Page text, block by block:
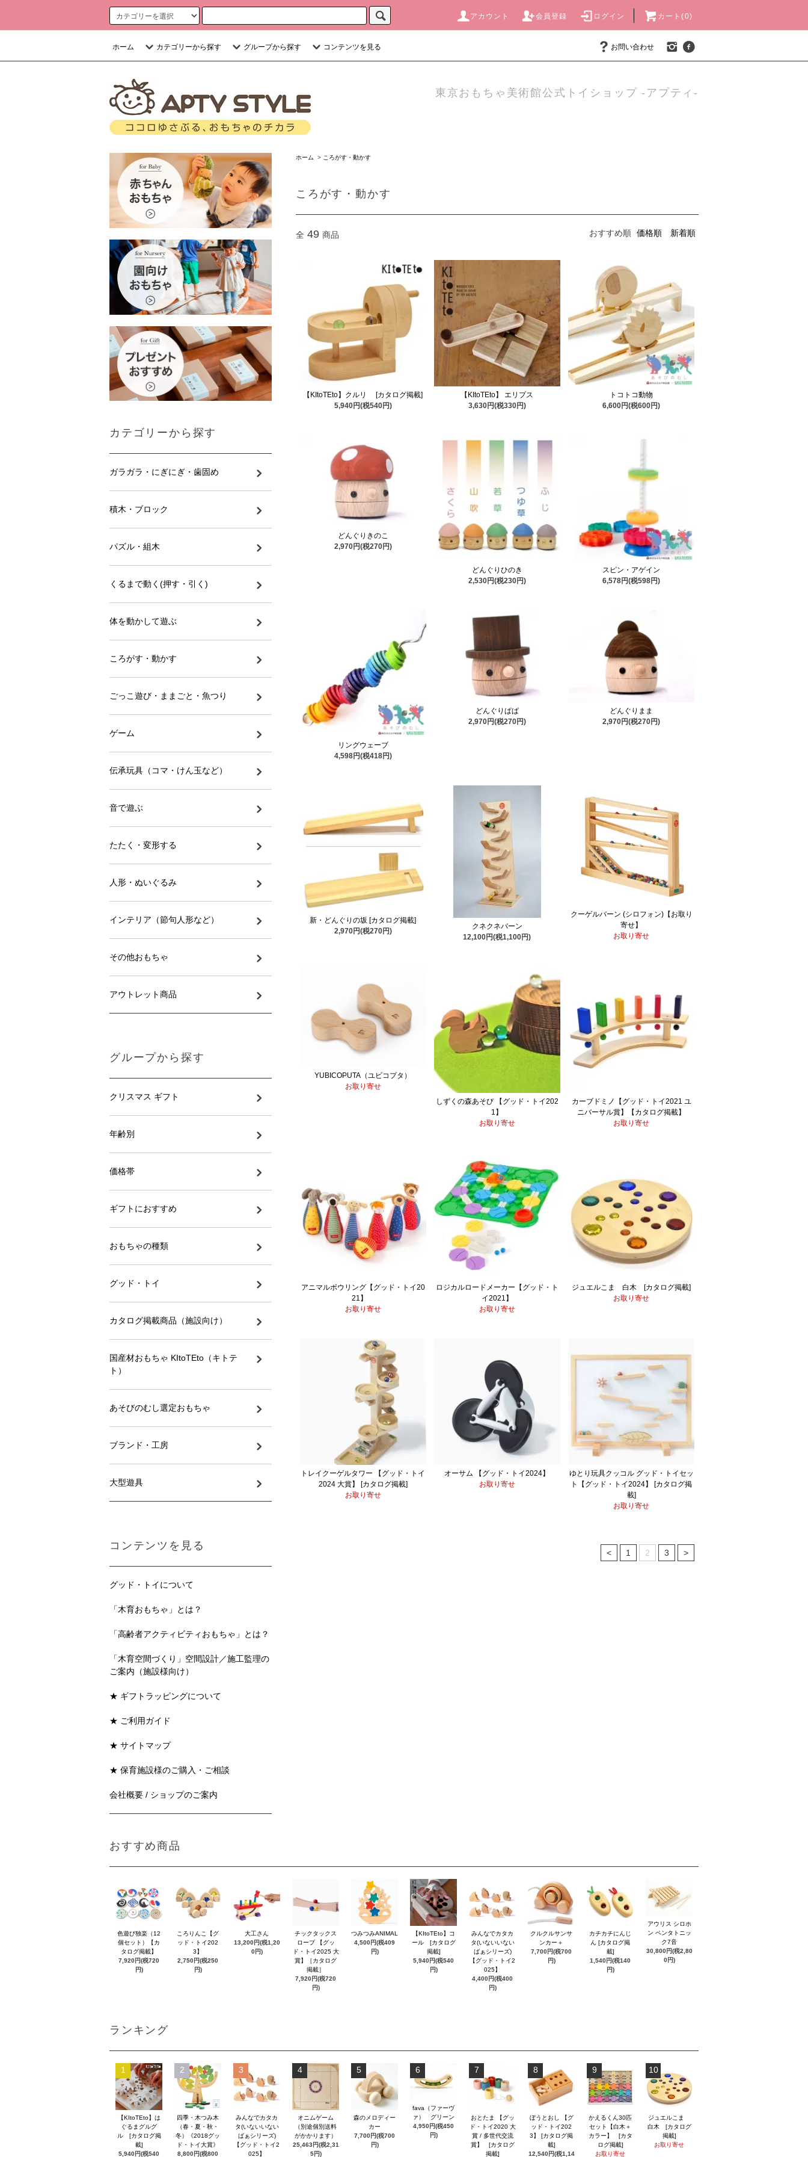
アカウント 会員登録 ログイン カート(0)
ホーム カテゴリーから探す グループから探す コンテンツを見る お問い合わせ
東京おもちゃ美術館公式トイショップ -アプティ-
ホーム > ころがす・動かす
ころがす・動かす
全 49 商品 おすすめ順 価格順 新着順
【KItoTEto】クルリ [カタログ掲載]
5,940円(税540円)
【KItoTEto】 エリプス
3,630円(税330円)
トコトコ動物
6,600円(税600円)
どんぐりきのこ
2,970円(税270円)
どんぐりひのき
2,530円(税230円)
スピン・アゲイン
6,578円(税598円)
リングウェーブ
4,598円(税418円)
どんぐりぱぱ
2,970円(税270円)
どんぐりまま
2,970円(税270円)
新・どんぐりの坂 [カタログ掲載]
2,970円(税270円)
クネクネバーン
12,100円(税1,100円)
クーゲルバーン (シロフォン)【お取り
寄せ】
お取り寄せ
YUBICOPUTA（ユビコプタ）
お取り寄せ
しずくの森あそび 【グッド・トイ202
1】
お取り寄せ
カーブドミノ【グッド・トイ2021 ユ
ニバーサル賞】【カタログ掲載】
お取り寄せ
アニマルボウリング【グッド・トイ20
21】
お取り寄せ
ロジカルロードメーカー【グッド・ト
イ2021】
お取り寄せ
ジュエルこま 白木 [カタログ掲載]
お取り寄せ
トレイクーゲルタワー 【グッド・トイ
2024 大賞】 [カタログ掲載]
お取り寄せ
オーサム 【グッド・トイ2024】
お取り寄せ
ゆとり玩具クッコル グッド・トイセッ
ト【グッド・トイ2024】 [カタログ掲
載]
お取り寄せ
< 1 2 3 >
カテゴリーから探す
ガラガラ・にぎにぎ・歯固め
積木・ブロック
パズル・組木
くるまで動く(押す・引く)
体を動かして遊ぶ
ころがす・動かす
ごっこ遊び・ままごと・魚つり
ゲーム
伝承玩具（コマ・けん玉など）
音で遊ぶ
たたく・変形する
人形・ぬいぐるみ
インテリア（節句人形など）
その他おもちゃ
アウトレット商品
グループから探す
クリスマス ギフト
年齢別
価格帯
ギフトにおすすめ
おもちゃの種類
グッド・トイ
カタログ掲載商品（施設向け）
国産材おもちゃ KItoTEto（キトテ
ト）
あそびのむし選定おもちゃ
ブランド・工房
大型遊具
コンテンツを見る
グッド・トイについて
「木育おもちゃ」とは？
「高齢者アクティビティおもちゃ」とは？
「木育空間づくり」空間設計／施工監理の
ご案内（施設様向け）
★ ギフトラッピングについて
★ ご利用ガイド
★ サイトマップ
★ 保育施設様のご購入・ご相談
会社概要 / ショップのご案内
おすすめ商品
色遊び独楽（12
個セット）【カ
タログ掲載】
7,920円(税720
円)
ころりんこ【グ
ッド・トイ202
3】
2,750円(税250
円)
大工さん
13,200円(税1,20
0円)
チックタックス
ロープ 【グッ
ド・トイ2025 大
賞】［カタログ
掲載］
7,920円(税720
円)
つみつみANIMAL
4,500円(税409
円)
【KItoTEto】コ
ール [カタログ
掲載]
5,940円(税540
円)
みんなでカタカ
タ(いないいない
ばぁシリーズ)
【グッド・トイ2
025】
4,400円(税400
円)
クルクルサンサ
ンカー＋
7,700円(税700
円)
カチカチにんじ
ん [カタログ掲
載]
1,540円(税140
円)
アウリス シロホ
ン ペンタトニッ
ク7音
30,800円(税2,80
0円)
ランキング
1
【KItoTEto】は
ぐるまグルグ
ル [カタログ掲
載]
5,940円(税540
2
四季・木つみ木
（春・夏・秋・
冬）《2018グッ
ド・トイ大賞》
8,800円(税800
3
みんなでカタカ
タ(いないいない
ばぁシリーズ)
【グッド・トイ2
025】
4
オニムゲーム
（別途個別送料
がかかります）
25,463円(税2,31
5円)
5
森のメロディー
カー
7,700円(税700
円)
6
fava（ファーヴ
ァ） グリーン
4,950円(税450
円)
7
おとたま 【グッ
ド・トイ2020 大
賞 / 多世代交流
賞】 [カタログ
掲載]
8
ぼうとおし 【グ
ッド・トイ202
3】 [カタログ掲
載]
12,540円(税1,14
9
かえるくん30匹
セット【白木＋
カラー】 [カタ
ログ掲載]
お取り寄せ
10
ジュエルこま
白木 [カタログ
掲載]
お取り寄せ